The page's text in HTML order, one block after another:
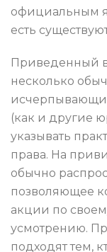
официальным
есть
Приведенный
несколько
(как и другие
указывать
права. На
обычно
позволяющее
акции по
усмотрению.
подходят тем,